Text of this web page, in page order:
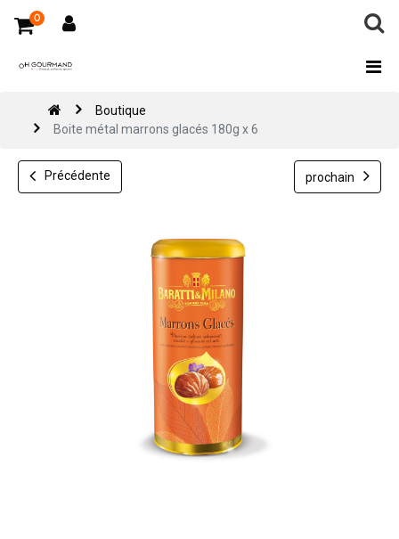
0
Boutique
Boite métal marrons glacés 180g x 6
Précédente prochain